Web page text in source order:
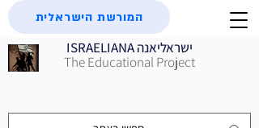
ISRAELIANA ישראליאנה
The Educational Project
המורשת הישראלית